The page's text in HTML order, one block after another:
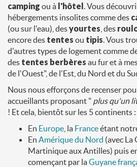
camping ou à l'hôtel . Vous
hébergements insolites comme des
(ou sur l'eau), desyourtes , des
encore des tentes ou tipis . Vous
d'autres types de logement comme
des tentes berbères au fur et à
de l'Ouest", de l'Est, du Nord et du
Nous nous efforçons de recenser
accueillants proposant " plus qu'un
! Et cela, bientôt sur les 5 continents :
En Europe , la Franceétant
En Amérique du Nord (avec La
Martinique aux Antilles) puis
començant par laGuyane